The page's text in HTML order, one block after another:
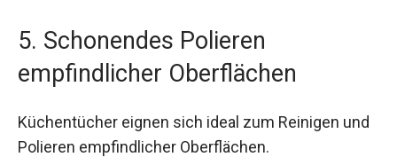
5. Schonendes Polieren
empfindlicher Oberflächen
Küchentücher eignen sich ideal zum Reinigen und
Polieren empfindlicher Oberflächen.